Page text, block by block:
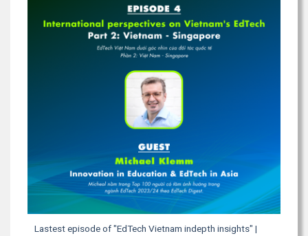
Lastest episode of "EdTech Vietnam indepth insights" |